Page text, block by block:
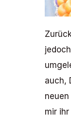
auch,
mir